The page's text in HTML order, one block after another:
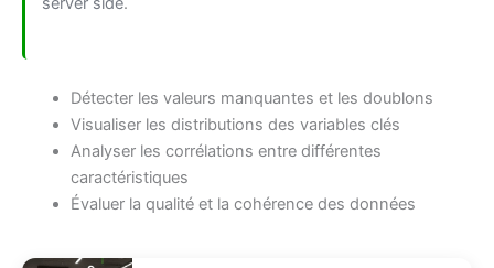
Détecter les valeurs manquantes et les doublons
Visualiser les distributions des variables clés
Analyser les corrélations entre différentes
caractéristiques
Évaluer la qualité et la cohérence des données